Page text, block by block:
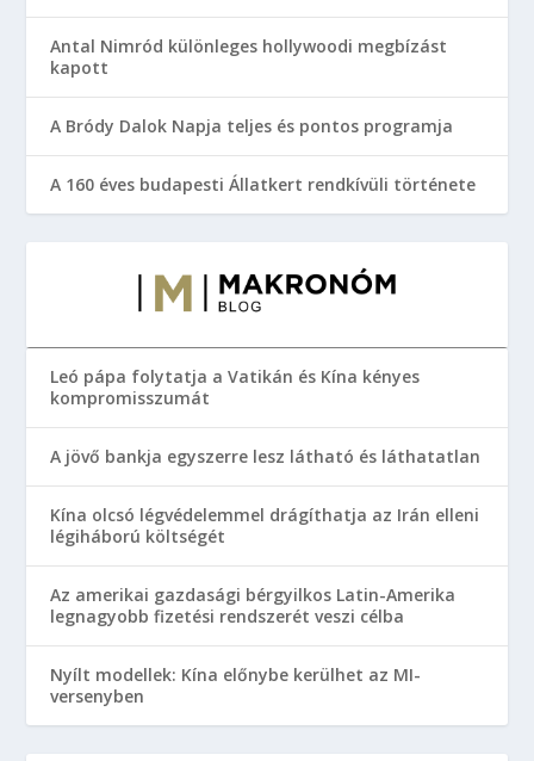
Antal Nimród különleges hollywoodi megbízást
kapott
A Bródy Dalok Napja teljes és pontos programja
A 160 éves budapesti Állatkert rendkívüli története
Leó pápa folytatja a Vatikán és Kína kényes
kompromisszumát
A jövő bankja egyszerre lesz látható és láthatatlan
Kína olcsó légvédelemmel drágíthatja az Irán elleni
légiháború költségét
Az amerikai gazdasági bérgyilkos Latin-Amerika
legnagyobb fizetési rendszerét veszi célba
Nyílt modellek: Kína előnybe kerülhet az MI-
versenyben